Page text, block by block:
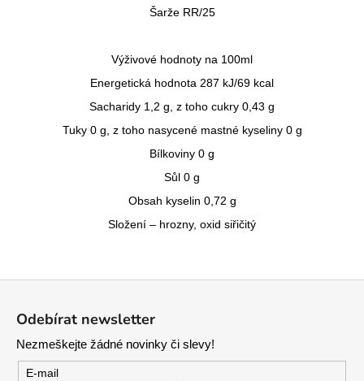
Šarže RR/25
Výživové hodnoty na 100ml
Energetická hodnota 287 kJ/69 kcal
Sacharidy 1,2 g, z toho cukry 0,43 g
Tuky 0 g, z toho nasycené mastné kyseliny 0 g
Bílkoviny 0 g
Sůl 0 g
Obsah kyselin 0,72 g
Složení – hrozny, oxid siřičitý
Odebírat newsletter
Nezmeškejte žádné novinky či slevy!
E-mail